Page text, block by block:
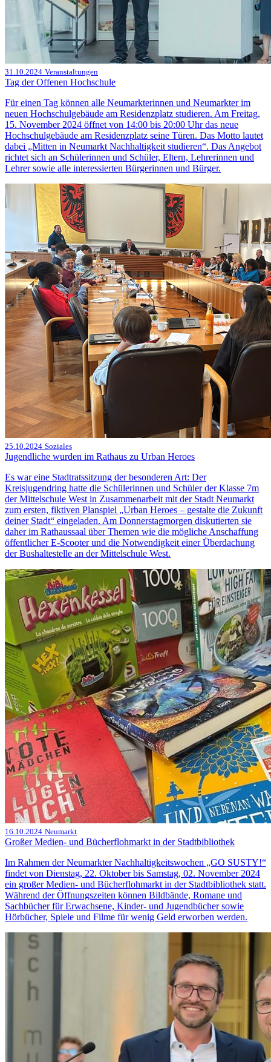
31.10.2024 Veranstaltungen
Tag der Offenen Hochschule
Für einen Tag können alle Neumarkterinnen und Neumarkter im
neuen Hochschulgebäude am Residenzplatz studieren. Am Freitag,
15. November 2024 öffnet von 14:00 bis 20:00 Uhr das neue
Hochschulgebäude am Residenzplatz seine Türen. Das Motto lautet
dabei „Mitten in Neumarkt Nachhaltigkeit studieren“. Das Angebot
richtet sich an Schülerinnen und Schüler, Eltern, Lehrerinnen und
Lehrer sowie alle interessierten Bürgerinnen und Bürger.
25.10.2024 Soziales
Jugendliche wurden im Rathaus zu Urban Heroes
Es war eine Stadtratssitzung der besonderen Art: Der
Kreisjugendring hatte die Schülerinnen und Schüler der Klasse 7m
der Mittelschule West in Zusammenarbeit mit der Stadt Neumarkt
zum ersten, fiktiven Planspiel „Urban Heroes – gestalte die Zukunft
deiner Stadt“ eingeladen. Am Donnerstagmorgen diskutierten sie
daher im Rathaussaal über Themen wie die mögliche Anschaffung
öffentlicher E-Scooter und die Notwendigkeit einer Überdachung
der Bushaltestelle an der Mittelschule West.
16.10.2024 Neumarkt
Großer Medien- und Bücherflohmarkt in der Stadtbibliothek
Im Rahmen der Neumarkter Nachhaltigkeitswochen „GO SUSTY!“
findet von Dienstag, 22. Oktober bis Samstag, 02. November 2024
ein großer Medien- und Bücherflohmarkt in der Stadtbibliothek statt.
Während der Öffnungszeiten können Bildbände, Romane und
Sachbücher für Erwachsene, Kinder- und Jugendbücher sowie
Hörbücher, Spiele und Filme für wenig Geld erworben werden.